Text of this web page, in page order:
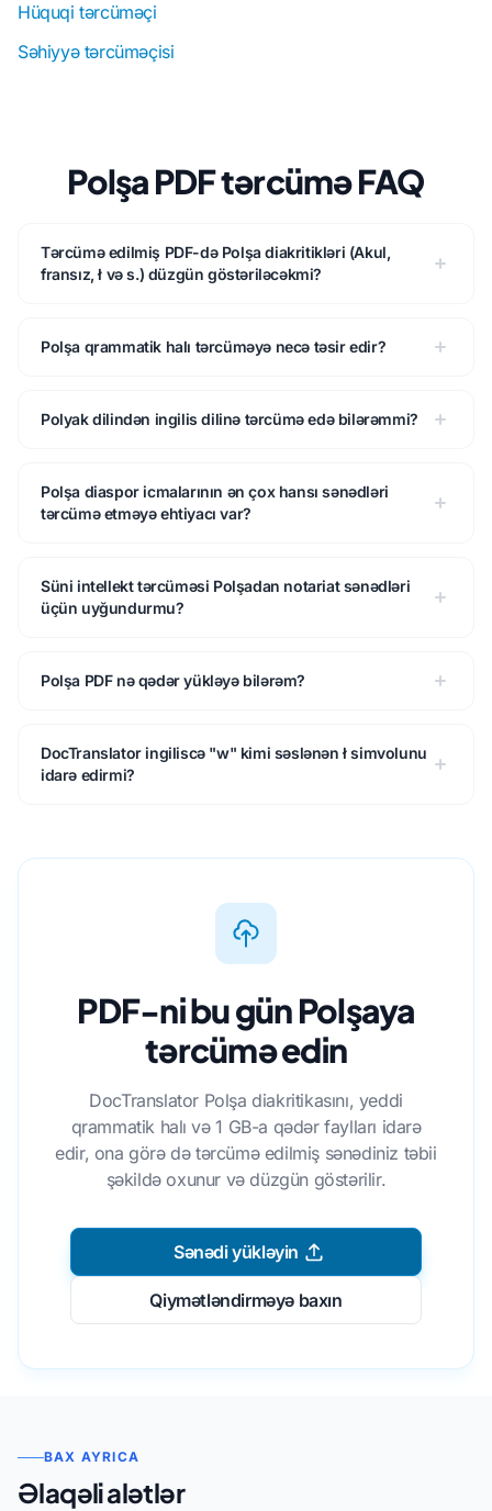
Hüquqi tərcüməçi
Səhiyyə tərcüməçisi
Polşa PDF tərcümə FAQ
Tərcümə edilmiş PDF-də Polşa diakritikləri (Akul,
fransız, ł və s.) düzgün göstəriləcəkmi?
Polşa qrammatik halı tərcüməyə necə təsir edir?
Polyak dilindən ingilis dilinə tərcümə edə bilərəmmi?
Polşa diaspor icmalarının ən çox hansı sənədləri
tərcümə etməyə ehtiyacı var?
Süni intellekt tərcüməsi Polşadan notariat sənədləri
üçün uyğundurmu?
Polşa PDF nə qədər yükləyə bilərəm?
DocTranslator ingiliscə "w" kimi səslənən ł simvolunu
idarə edirmi?
PDF-ni bu gün Polşaya
tərcümə edin
DocTranslator Polşa diakritikasını, yeddi
qrammatik halı və 1 GB-a qədər faylları idarə
edir, ona görə də tərcümə edilmiş sənədiniz təbii
şəkildə oxunur və düzgün göstərilir.
Sənədi yükləyin
Qiymətləndirməyə baxın
BAX AYRICA
Əlaqəli alətlər